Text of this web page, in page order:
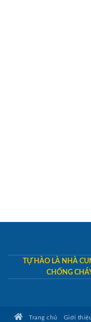
TỰ HÀO LÀ NHÀ
CHỐNG
Trang chủ Giới